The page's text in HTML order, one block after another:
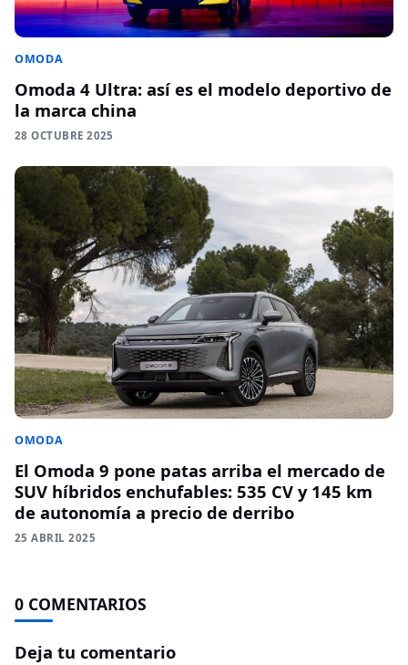
OMODA
Omoda 4 Ultra: así es el modelo deportivo de
la marca china
28 OCTUBRE 2025
OMODA
El Omoda 9 pone patas arriba el mercado de
SUV híbridos enchufables: 535 CV y 145 km
de autonomía a precio de derribo
25 ABRIL 2025
0 COMENTARIOS
Deja tu comentario